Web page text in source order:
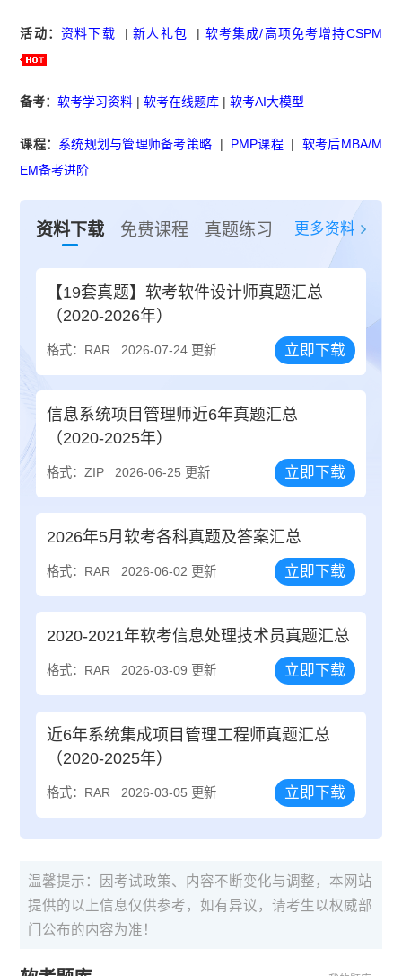
活动： 资料下载 |新人礼包 | 软考集成/高项免考增持CSPM
备考：软考学习资料 |软考在线题库 |软考AI大模型
课程： 系统规划与管理师备考策略 | PMP课程| 软考后MBA/M
EM备考进阶
资料下载 免费课程 真题练习 更多资料
【19套真题】软考软件设计师真题汇总
（2020-2026年）
格式：RAR 2026-07-24 更新 立即下载
信息系统项目管理师近6年真题汇总
（2020-2025年）
格式：ZIP 2026-06-25 更新 立即下载
2026年5月软考各科真题及答案汇总
格式：RAR 2026-06-02 更新 立即下载
2020-2021年软考信息处理技术员真题汇总
格式：RAR 2026-03-09 更新 立即下载
近6年系统集成项目管理工程师真题汇总
（2020-2025年）
格式：RAR 2026-03-05 更新 立即下载
温馨提示：因考试政策、内容不断变化与调整，本网站
提供的以上信息仅供参考，如有异议，请考生以权威部
门公布的内容为准！